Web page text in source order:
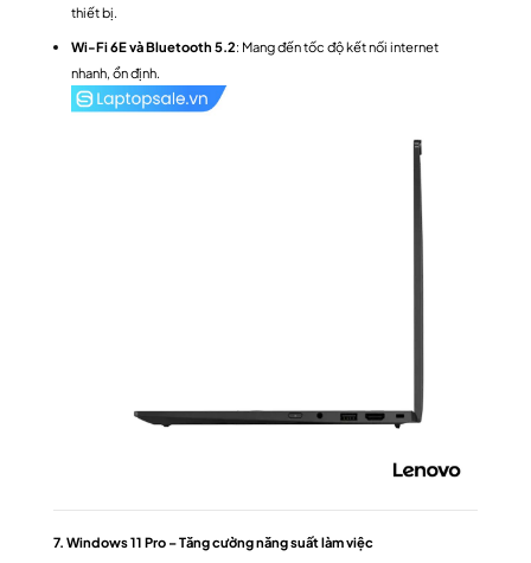
thiết bị.
Wi-Fi 6E và Bluetooth 5.2: Mang đến tốc độ kết nối internet
nhanh, ổn định.
7. Windows 11 Pro – Tăng cường năng suất làm việc